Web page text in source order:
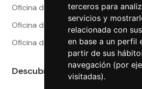
terceros para
servicios y
relacionada con
en base a un perfil
partir de sus
navegación (por
visitadas).
Oficina de Cambio en Marbella
Oficina de Cambio en Sevilla
Oficina de Cambio en Valencia
Descubre más